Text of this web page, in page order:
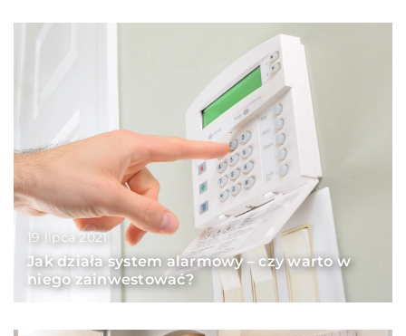
19 lipca 2021
Jak działa system alarmowy – czy warto w
niego zainwestować?